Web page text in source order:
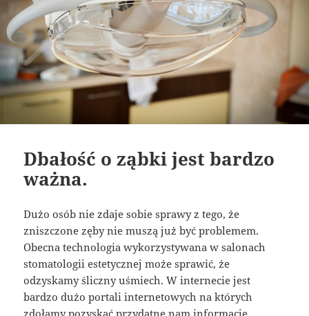
Dbałość o ząbki jest bardzo
ważna.
Dużo osób nie zdaje sobie sprawy z tego, że
zniszczone zęby nie muszą już być problemem.
Obecna technologia wykorzystywana w salonach
stomatologii estetycznej może sprawić, że
odzyskamy śliczny uśmiech. W internecie jest
bardzo dużo portali internetowych na których
zdołamy pozyskać przydatne nam informacje.